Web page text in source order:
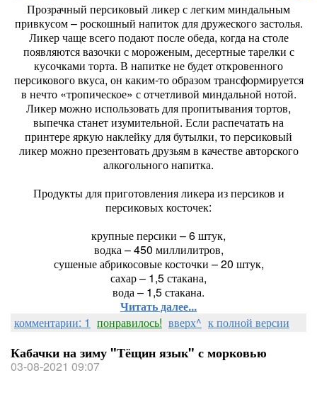
Прозрачный персиковый ликер с легким миндальным
привкусом – роскошный напиток для дружеского застолья.
Ликер чаще всего подают после обеда, когда на столе
появляются вазочки с мороженым, десертные тарелки с
кусочками торта. В напитке не будет откровенного
персикового вкуса, он каким-то образом трансформируется
в нечто «тропическое» с отчетливой миндальной нотой.
Ликер можно использовать для пропитывания тортов,
выпечка станет изумительной. Если распечатать на
принтере яркую наклейку для бутылки, то персиковый
ликер можно презентовать друзьям в качестве авторского
алкогольного напитка.
Продукты для приготовления ликера из персиков и
персиковых косточек:
крупные персики – 6 штук,
водка – 450 миллилитров,
сушеные абрикосовые косточки – 20 штук,
сахар – 1,5 стакана,
вода – 1,5 стакана.
Читать далее...
комментарии: 1 понравилось! вверх^ к полной версии
Кабачки на зиму "Тёщин язык" с морковью
03-08-2021 09:07